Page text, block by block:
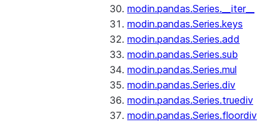
modin.pandas.Series.__iter__
modin.pandas.Series.keys
modin.pandas.Series.add
modin.pandas.Series.sub
modin.pandas.Series.mul
modin.pandas.Series.div
modin.pandas.Series.truediv
modin.pandas.Series.floordiv